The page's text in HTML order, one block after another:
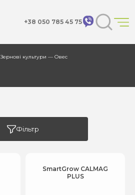
+38 050 785 45 75
Зернові культури — Овес
Фільтр
SmartGrow CALMAG
PLUS